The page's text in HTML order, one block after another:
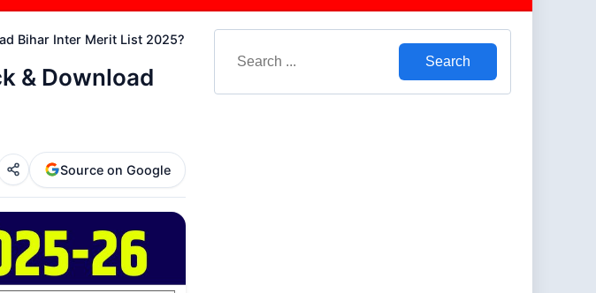
Bihar Inter Merit List 2025?
& Download
Source on Google
Search